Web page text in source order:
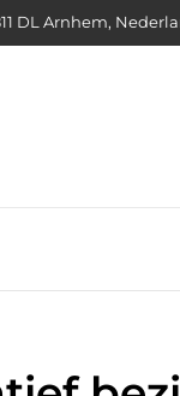
DL Arnhem,